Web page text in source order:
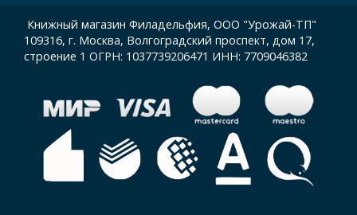
Книжный магазин Филадельфия, ООО "Урожай-ТП"
109316, г. Москва, Волгоградский проспект, дом 17,
строение 1 ОГРН: 1037739206471 ИНН: 7709046382